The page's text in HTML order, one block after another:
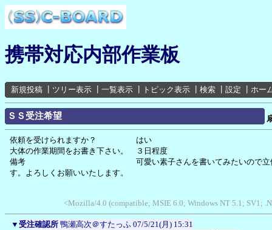
携帯対応内部作業板
新規投稿 ツリー表示 一覧表示 トピック表示 検索 設定 ホー
ＳＳ受注希望
依頼を受けられますか？ はい
大体の作業期間をお書き下さい。 ３日程度
備考 可愛い素子さんを書いてみたいので立候補
す。よろしくお願いいたします。
<Mozilla/4.0 (compatible; MSIE 6.0; Windows NT 5.1; SV1;
▼ 受注確認所 鴨瀬高次＠すたっふ 07/5/21(月) 15:31